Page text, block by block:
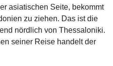
asiatischen Seite, bekommt
zu ziehen. Das ist die
nördlich von Thessaloniki.
seiner Reise handelt der